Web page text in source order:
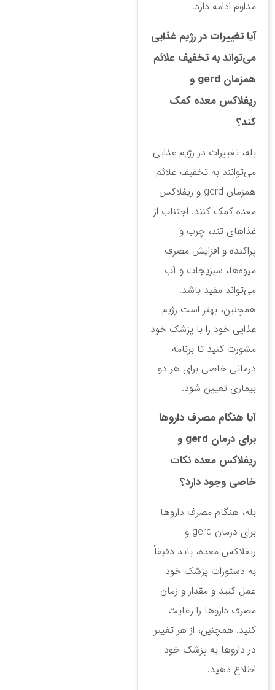
مداوم ادامه دارد.
آیا تغییرات در رژیم غذایی
می‌تواند به تخفیف علائم
همزمان gerd و
ریفلاکس معده کمک
کند؟
بله، تغییرات در رژیم غذایی
می‌توانند به تخفیف علائم
همزمان gerd و ریفلاکس
معده کمک کنند. اجتناب از
غذاهای تند، چرب و
پراکنده و افزایش مصرف
میوه‌ها، سبزیجات و آب
می‌تواند مفید باشد.
همچنین، بهتر است رژیم
غذایی خود را با پزشک خود
مشورت کنید تا برنامه
درمانی خاصی برای هر دو
بیماری تعیین شود.
آیا هنگام مصرف داروها
برای درمان gerd و
ریفلاکس معده نکات
خاصی وجود دارد؟
بله، هنگام مصرف داروها
برای درمان gerd و
ریفلاکس معده، باید دقیقاً
به دستورات پزشک خود
عمل کنید و مقدار و زمان
مصرف داروها را رعایت
کنید. همچنین، از هر تغییر
در داروها به پزشک خود
اطلاع دهید.